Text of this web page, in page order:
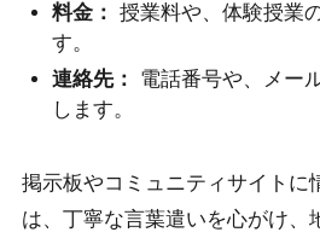
料金： 授業料や、体験授業
す。
連絡先：
電話番号や、メー
します。
掲示板やコミュニティサイトに
は、丁寧な言葉遣いを心がけ、